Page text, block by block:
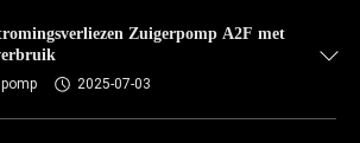
Zuigerpomp A2F met
2025-07-03